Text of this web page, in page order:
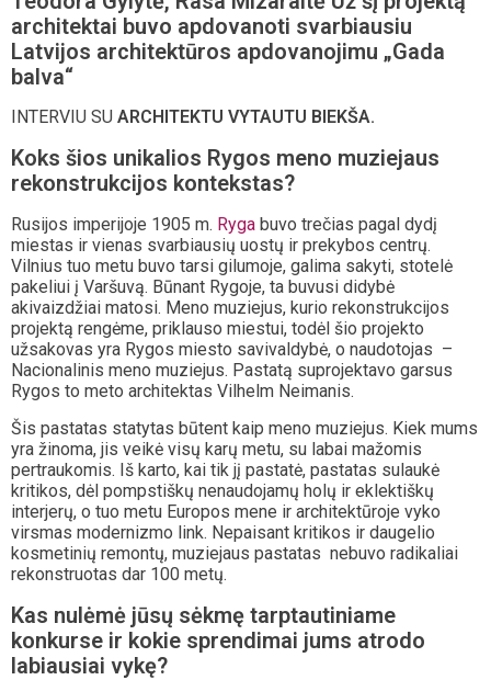
architektai buvo apdovanoti svarbiausiu
Latvijos architektūros apdovanojimu „Gada
balva“
INTERVIU SU ARCHITEKTU VYTAUTU BIEKŠA.
Koks šios unikalios Rygos meno muziejaus
rekonstrukcijos kontekstas?
Rusijos imperijoje 1905 m. Ryga buvo trečias pagal dydį
miestas ir vienas svarbiausių uostų ir prekybos centrų.
Vilnius tuo metu buvo tarsi gilumoje, galima sakyti, stotelė
pakeliui į Varšuvą. Būnant Rygoje, ta buvusi didybė
akivaizdžiai matosi. Meno muziejus, kurio rekonstrukcijos
projektą rengėme, priklauso miestui, todėl šio projekto
užsakovas yra Rygos miesto savivaldybė, o naudotojas –
Nacionalinis meno muziejus. Pastatą suprojektavo garsus
Rygos to meto architektas Vilhelm Neimanis.
Šis pastatas statytas būtent kaip meno muziejus. Kiek mums
yra žinoma, jis veikė visų karų metu, su labai mažomis
pertraukomis. Iš karto, kai tik jį pastatė, pastatas sulaukė
kritikos, dėl pompstiškų nenaudojamų holų ir eklektiškų
interjerų, o tuo metu Europos mene ir architektūroje vyko
virsmas modernizmo link. Nepaisant kritikos ir daugelio
kosmetinių remontų, muziejaus pastatas nebuvo radikaliai
rekonstruotas dar 100 metų.
Kas nulėmė jūsų sėkmę tarptautiniame
konkurse ir kokie sprendimai jums atrodo
labiausiai vykę?